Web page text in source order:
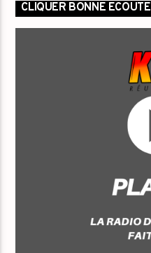
CLIQUER BONNE ECOUTE